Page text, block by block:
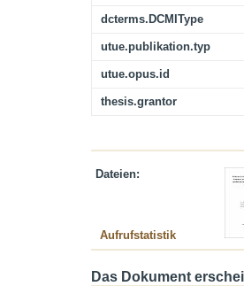
dcterms.DCMIType
utue.publikation.typ
utue.opus.id
thesis.grantor
Dateien:
Aufrufstatistik
Das Dokument